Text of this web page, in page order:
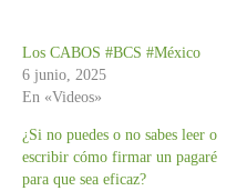
Los CABOS #BCS #México
6 junio, 2025
En «Videos»
¿Si no puedes o no sabes leer o
escribir cómo firmar un pagaré
para que sea eficaz?